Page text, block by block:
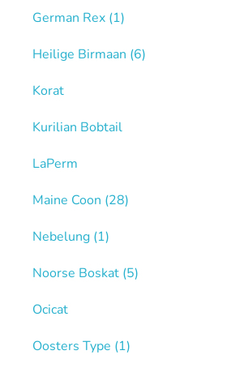
German Rex (1)
Heilige Birmaan (6)
Korat
Kurilian Bobtail
LaPerm
Maine Coon (28)
Nebelung (1)
Noorse Boskat (5)
Ocicat
Oosters Type (1)